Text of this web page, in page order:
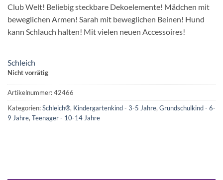
Club Welt! Beliebig steckbare Dekoelemente! Mädchen mit
beweglichen Armen! Sarah mit beweglichen Beinen! Hund
kann Schlauch halten! Mit vielen neuen Accessoires!
Schleich
Nicht vorrätig
Artikelnummer:42466
Kategorien:Schleich®, Kindergartenkind - 3-5 Jahre, Grundschulkind - 6-
9 Jahre, Teenager - 10-14 Jahre